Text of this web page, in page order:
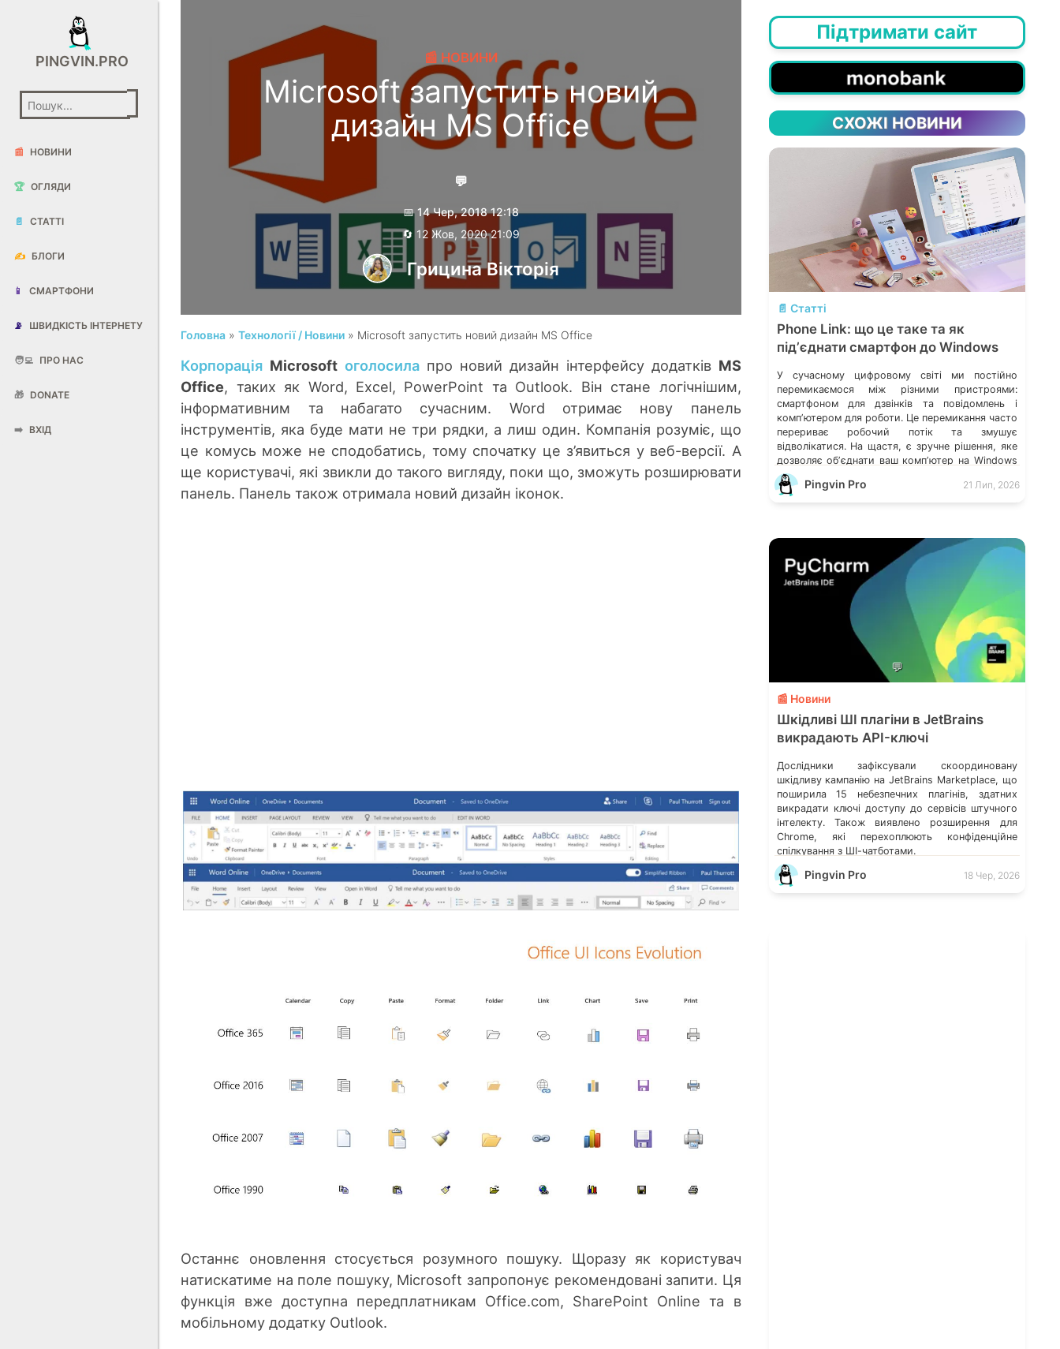
PINGVIN.PRO
📰 НОВИНИ
🏆 ОГЛЯДИ
📄 СТАТТІ
✍️ БЛОГИ
📱 СМАРТФОНИ
📡 ШВИДКІСТЬ ІНТЕРНЕТУ
🧑‍💻 ПРО НАС
🎁 DONATE
➡️ ВХІД
📰 НОВИНИ
Microsoft запустить новий
дизайн MS Office
💬
📅 14 Чер, 2018 12:18
🔄 12 Жов, 2020 21:09
Грицина Вікторія
Головна »Технології / Новини » Microsoft запустить новий дизайн MS Office
Корпорація Microsoft оголосила про новий дизайн інтерфейсу додатків MS
Office, таких як Word, Excel, PowerPoint та Outlook. Він стане логічнішим,
інформативним та набагато сучасним. Word отримає нову панель
інструментів, яка буде мати не три рядки, а лиш один. Компанія розуміє, що
це комусь може не сподобатись, тому спочатку це з’явиться у веб-версії. А
ще користувачі, які звикли до такого вигляду, поки що, зможуть розширювати
панель. Панель також отримала новий дизайн іконок.
Останнє оновлення стосується розумного пошуку. Щоразу як користувач
натискатиме на поле пошуку, Microsoft запропонує рекомендовані запити. Ця
функція вже доступна передплатникам Office.com, SharePoint Online та в
мобільному додатку Outlook.
Підтримати сайт
СХОЖІ НОВИНИ
💬
📄 Статті
Phone Link: що це таке та як
підʼєднати смартфон до Windows
У сучасному цифровому світі ми постійно
перемикаємося між різними пристроями:
смартфоном для дзвінків та повідомлень і
компʼютером для роботи. Це перемикання часто
перериває робочий потік та змушує
відволікатися. На щастя, є зручне рішення, яке
дозволяє обʼєднати ваш компʼютер на Windows
із мобільним пристроєм, чи то Android, чи iOS.
Йдеться про застосунок Звʼязок зі смартфоном
Pingvin Pro 21 Лип, 2026
💬
📰 Новини
Шкідливі ШІ плагіни в JetBrains
викрадають API-ключі
Дослідники зафіксували скоординовану
шкідливу кампанію на JetBrains Marketplace, що
поширила 15 небезпечних плагінів, здатних
викрадати ключі доступу до сервісів штучного
інтелекту. Також виявлено розширення для
Chrome, які перехоплюють конфіденційне
спілкування з ШІ-чатботами.
Pingvin Pro 18 Чер, 2026